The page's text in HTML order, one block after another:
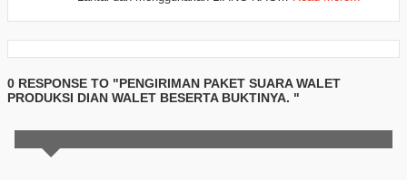
0 RESPONSE TO "PENGIRIMAN PAKET SUARA WALET
PRODUKSI DIAN WALET BESERTA BUKTINYA. "